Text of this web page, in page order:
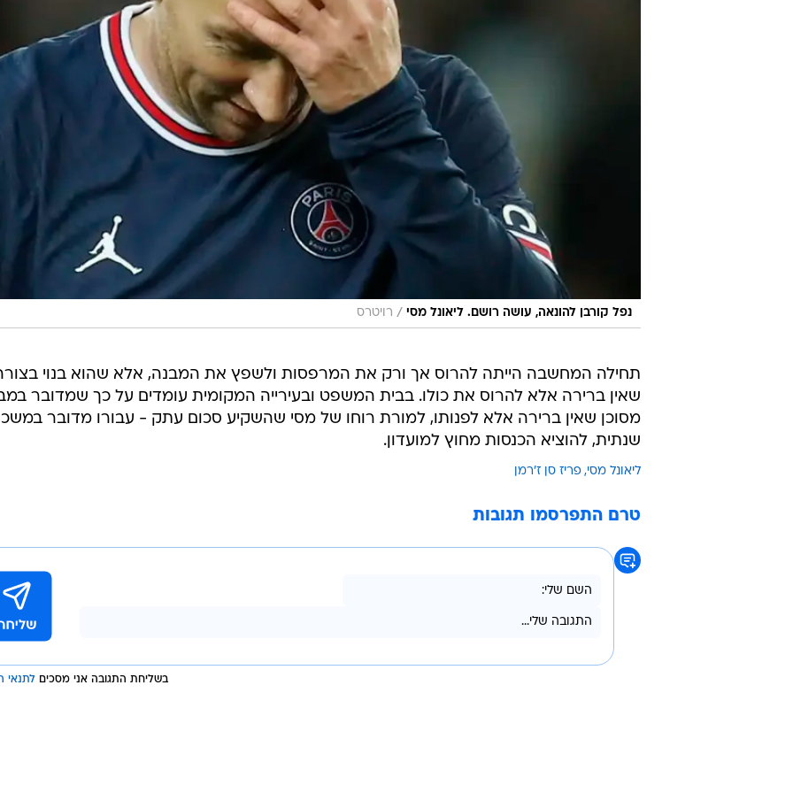
נפל קורבן להונאה, עושה רושם. ליאונל מסי / רויטרס
תחילה המחשבה הייתה להרוס אך ורק את המרפסות ולשפץ את המבנה, אלא שהוא בנוי
שאין ברירה אלא להרוס את כולו. בבית המשפט ובעירייה המקומית עומדים על כך שמדובר
מסוכן שאין ברירה אלא לפנותו, למורת רוחו של מסי שהשקיע סכום עתק - עבורו מדובר
שנתית, להוציא הכנסות מחוץ למועדון.
ליאונל מסי פריז סן ז'רמן
טרם התפרסמו תגובות
בשליחת התגובה אני מסכים לתנאי